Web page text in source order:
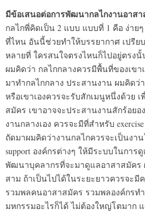
มีข้อเสนอต่อการพัฒนากลไกงานอาสา
กลไกพี่คิดเป็น 2 แบบ แบบที่ 1 คือ ง่าย
ที่ไหน อันนี้ช่วยทำให้บรรยากาศ เปรีย
หลายที่ ใครสนใจตรงไหนก็ไปอยู่ตรง
ผมคิดว่า กลไกกลางควรมีพื้นที่ของเขา
มาทำกลไกกลาง ประสานงาน ผมคิด
หรือเขาเองควรจะรับสักเมนูหนึ่งด้วย เ
สมัคร เขาอาจจะประสานงานสักร้อย
งานกลางเอง ควรจะมีที่สำหรับ
ถัดมาผมคิดว่างานกลไกควรจะเป็นงา
support องค์กรต่างๆ ให้มีระบบในกา
พัฒนาบุคลากรที่จะมาดูแลอาสาสมัคร
สาม ถ้าเป็นไปได้ในระยะยาวควรจะมี
รวมพลคนอาสาสมัคร รวมพลองค์กรท
มหกรรมอะไรก็ได้ ไม่ต้องใหญ่โตมาก